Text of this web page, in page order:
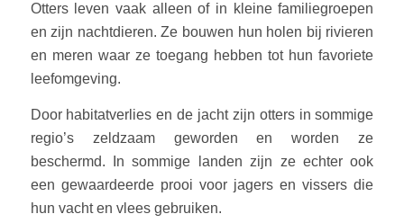
Otters leven vaak alleen of in kleine familiegroepen
en zijn nachtdieren. Ze bouwen hun holen bij rivieren
en meren waar ze toegang hebben tot hun favoriete
leefomgeving.
Door habitatverlies en de jacht zijn otters in sommige
regio’s zeldzaam geworden en worden ze
beschermd. In sommige landen zijn ze echter ook
een gewaardeerde prooi voor jagers en vissers die
hun vacht en vlees gebruiken.